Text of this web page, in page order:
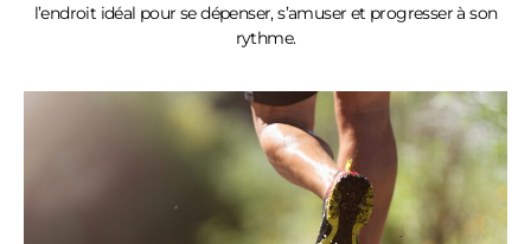
l’endroit idéal pour se dépenser, s’amuser et progresser à son
rythme.